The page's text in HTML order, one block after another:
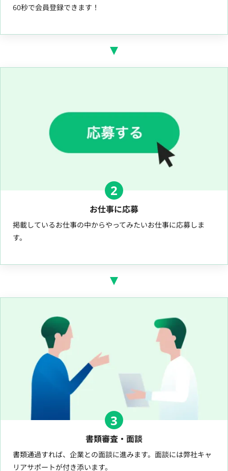
60秒で会員登録できます！
2
お仕事に応募
掲載しているお仕事の中からやってみたいお仕事に応募しま
す。
3
書類審査・面談
書類通過すれば、企業との面談に進みます。面談には弊社キャ
リアサポートが付き添います。